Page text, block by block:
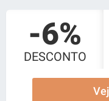
-6%
DESCONTO